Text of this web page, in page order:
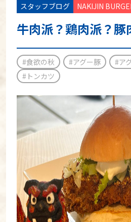
スタッフブログ NAKIJIN
牛肉派？鶏肉派？豚
#食欲の秋 #アグー豚 #ア
#トンカツ